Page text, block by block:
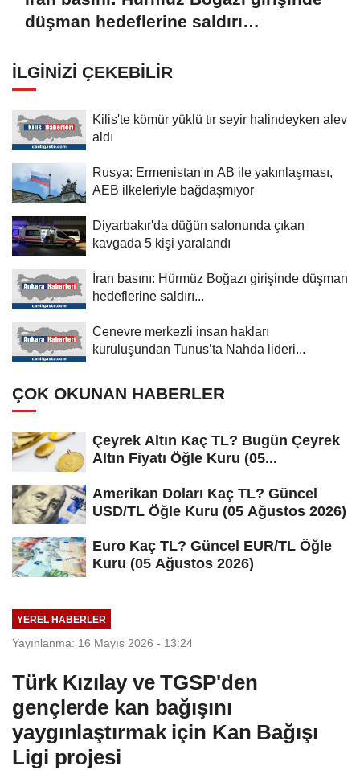
düşman hedeflerine saldırı
İLGINIZI ÇEKEBILIR
Kilis'te kömür yüklü tır seyir halindeyken alev
aldı
Rusya: Ermenistan'ın AB ile yakınlaşması,
AEB ilkeleriyle bağdaşmıyor
Diyarbakır'da düğün salonunda çıkan
kavgada 5 kişi yaralandı
İran basını: Hürmüz Boğazı girişinde düşman
hedeflerine saldırı...
Cenevre merkezli insan hakları
kuruluşundan Tunus’ta Nahda lideri...
ÇOK OKUNAN HABERLER
Çeyrek Altın Kaç TL? Bugün Çeyrek
Altın Fiyatı Öğle Kuru (05...
Amerikan Doları Kaç TL? Güncel
USD/TL Öğle Kuru (05 Ağustos 2026)
Euro Kaç TL? Güncel EUR/TL Öğle
Kuru (05 Ağustos 2026)
YEREL HABERLER
Yayınlanma: 16 Mayıs 2026 - 13:24
Türk Kızılay ve TGSP'den
gençlerde kan bağışını
yaygınlaştırmak için Kan Bağışı
Ligi projesi